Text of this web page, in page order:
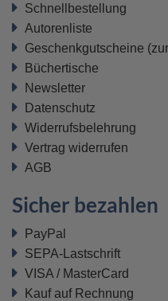
Schnellbestellung
Autorenliste
Geschenkgutscheine
Büchertische
Newsletter
Datenschutz
Widerrufsbelehrung
Vertrag widerrufen
AGB
Sicher bezahlen
PayPal
SEPA-Lastschrift
VISA / MasterCard
Kauf auf Rechnung